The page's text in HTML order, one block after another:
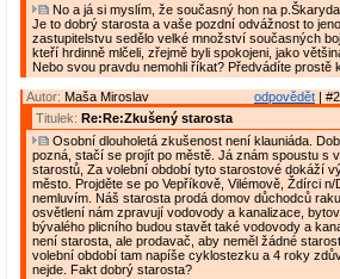
No a já si myslím, že současný hon na
Je to dobrý starosta a vaše pozdní odvážnost to
zastupitelstvu sedělo velké množství současných
kteří hrdinně mlčeli, zřejmě byli spokojeni, jako
Nebo svou pravdu nemohli říkat? Předvádíte prostě
odpovědět |
Autor: Maša Miroslav
Titulek: Re:Re:Zkušený starosta
Osobní dlouholetá zkušenost není klauniáda.
pozná, stačí se projít po městě. Já znám spoustu s
starostů, Za volební období tyto starostové dokáží
město. Projděte se po Vepříkově, Vilémově, Ždírci n/
nemluvím. Náš starosta prodá domov důchodců
osvětlení nám zpravují vodovody a kanalizace,
bývalého plicního budou stavět také vodovody a
není starosta, ale prodavač, aby neměl žádné
volební období tam napíše cyklostezku a 4 roky
nejde. Fakt dobrý starosta?